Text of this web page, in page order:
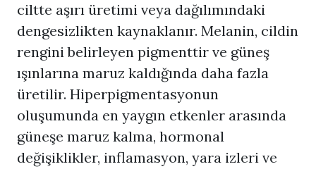
ciltte aşırı üretimi veya dağılımındaki
dengesizlikten kaynaklanır. Melanin, cildin
rengini belirleyen pigmenttir ve güneş
ışınlarına maruz kaldığında daha fazla
üretilir. Hiperpigmentasyonun
oluşumunda en yaygın etkenler arasında
güneşe maruz kalma, hormonal
değişiklikler, inflamasyon, yara izleri ve